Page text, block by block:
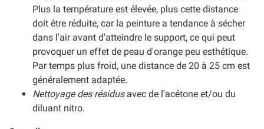
Plus la température est élevée, plus cette distance
doit être réduite, car la peinture a tendance à sécher
dans l'air avant d'atteindre le support, ce qui peut
provoquer un effet de peau d'orange peu esthétique.
Par temps plus froid, une distance de 20 à 25 cm est
généralement adaptée.
Nettoyage des résidusavec de l'acétone et/ou du
diluant nitro.